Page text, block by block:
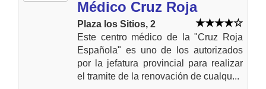
Médico Cruz Roja
Plaza los Sitios, 2
Este centro médico de la "Cruz Roja
Española" es uno de los autorizados
por la jefatura provincial para realizar
el tramite de la renovación de cualqu...